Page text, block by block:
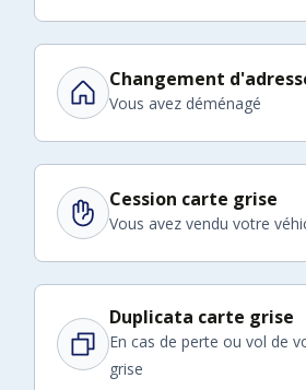
Changement
Vous avez déménagé
Cession carte grise
Vous avez vendu votre
Duplicata carte grise
En cas de perte ou vol de
grise